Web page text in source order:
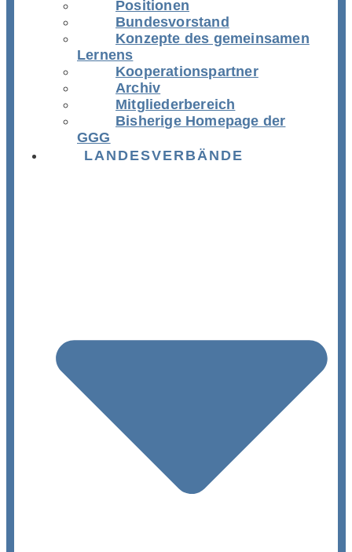
Positionen
Bundesvorstand
Konzepte des gemeinsamen
Lernens
Kooperationspartner
Archiv
Mitgliederbereich
Bisherige Homepage der
GGG
LANDESVERBÄNDE